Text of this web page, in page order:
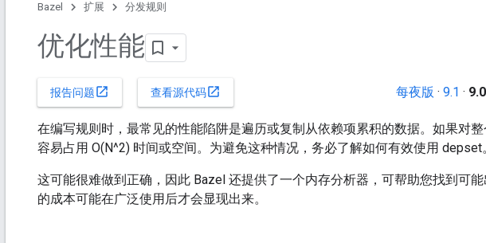
Bazel 扩展 分发规则
优化性能
报告问题 open_in_new 查看源代码open_in_new 每夜版 · 9.1 · 9.0
在编写规则时，最常见的性能陷阱是遍历或复制从依赖项累积的数据。如果对
容易占用 O(N^2) 时间或空间。为避免这种情况，务必了解如何有效使用 depset
这可能很难做到正确，因此 Bazel 还提供了一个内存分析器，可帮助您找到可
的成本可能在广泛使用后才会显现出来。